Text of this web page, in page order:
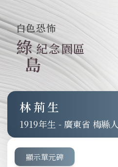
白色恐怖
綠
島
紀念園區
林荊生
1919 - 廣東省 梅縣人
顯示單元碑